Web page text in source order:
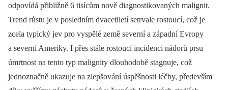
odpovídá přibližně 6 tisícům nově diagnostikovaných malignit.
Trend růstu je v posledním dvacetiletí setrvale rostoucí, což je
zcela typický jev pro vyspělé země severní a západní Evropy
a severní Ameriky. I přes stále rostoucí incidenci nádorů prsu
úmrtnost na tento typ malignity dlouhodobě stagnuje, což
jednoznačně ukazuje na zlepšování úspěšnosti léčby, především